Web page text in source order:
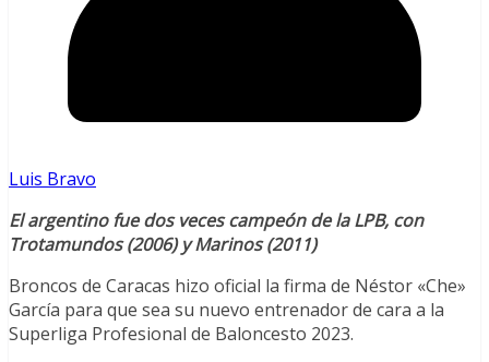
Luis Bravo
El argentino fue dos veces campeón de la LPB, con
Trotamundos (2006) y Marinos (2011)
Broncos de Caracas hizo oficial la firma de Néstor «Che»
García para que sea su nuevo entrenador de cara a la
Superliga Profesional de Baloncesto 2023.